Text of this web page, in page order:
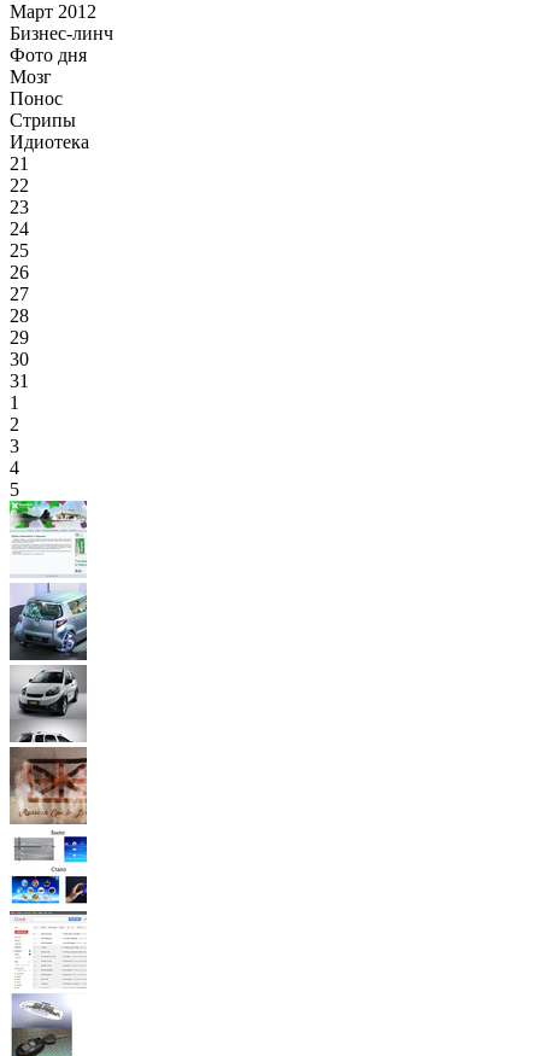
Март 2012
Бизнес-линч
Фото дня
Мозг
Понос
Стрипы
Идиотека
21
22
23
24
25
26
27
28
29
30
31
1
2
3
4
5